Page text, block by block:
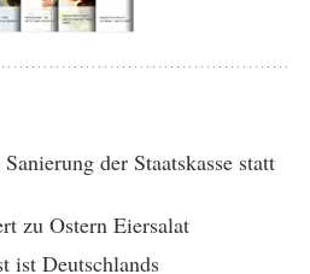
der Staatskasse statt
zu Ostern Eiersalat
ist Deutschlands